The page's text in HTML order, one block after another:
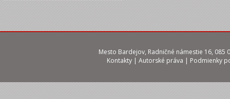
Mesto Bardejov, Radničné námestie 16, 085
Kontakty | Autorské práva | Podmienky